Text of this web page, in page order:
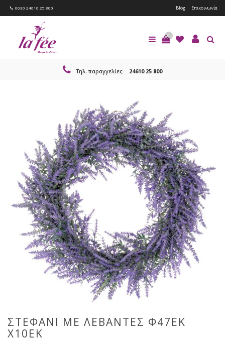
0030 24610 25 800 Blog Επικοινωνία
0
Τηλ. παραγγελίες 24610 25 800
ΣΤΕΦΑΝΙ ΜΕ ΛΕΒΑΝΤΕΣ Φ47ΕΚ
Χ10ΕΚ